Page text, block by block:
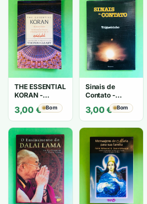
THE ESSENTIAL
KORAN -
THOMAS
CLEARY
3,00 € Bom
Sinais de
Contato -
Trigueirinho
3,00€ Bom